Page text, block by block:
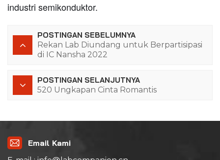
industri semikonduktor.
POSTINGAN SEBELUMNYA
Rekan Lab Diundang untuk Berpartisipasi
di IC Nansha 2022
POSTINGAN SELANJUTNYA
520 Ungkapan Cinta Romantis
Email Kami